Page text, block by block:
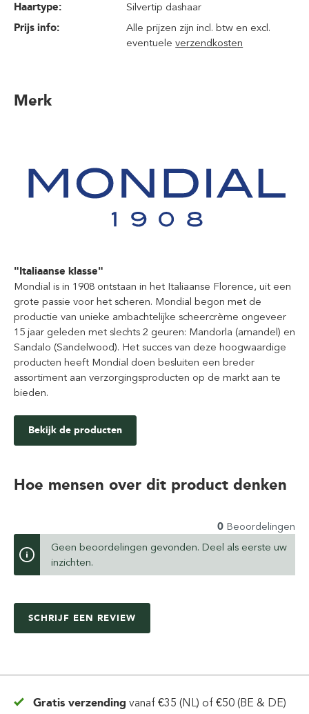
Haartype:
Silvertip dashaar
Prijs info:
Alle prijzen zijn incl. btw en excl.
eventueleverzendkosten
Merk
"Italiaanse klasse"
Mondial is in 1908 ontstaan in het Italiaanse Florence, uit een
grote passie voor het scheren. Mondial begon met de
productie van unieke ambachtelijke scheercrème ongeveer
15 jaar geleden met slechts 2 geuren: Mandorla (amandel) en
Sandalo (Sandelwood). Het succes van deze hoogwaardige
producten heeft Mondial doen besluiten een breder
assortiment aan verzorgingsproducten op de markt aan te
bieden.
Bekijk de producten
Hoe mensen over dit product denken
0 Beoordelingen
Geen beoordelingen gevonden. Deel als eerste uw
inzichten.
SCHRIJF EEN REVIEW
Gratis verzending vanaf €35 (NL) of €50 (BE & DE)